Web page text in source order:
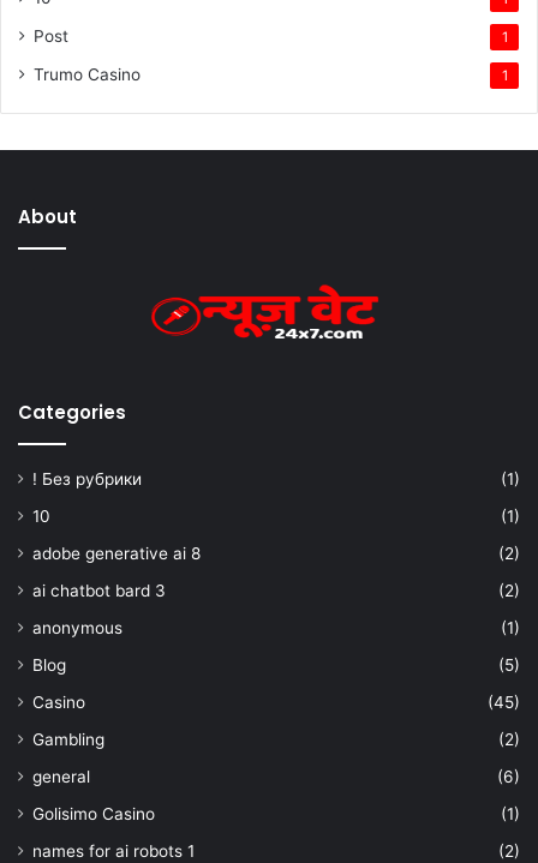
Post 1
Trumo Casino 1
About
Categories
! Без рубрики
(1)
10
(1)
adobe generative ai 8
(2)
ai chatbot bard 3
(2)
anonymous
(1)
Blog
(5)
Casino
(45)
Gambling
(2)
general
(6)
Golisimo Casino
(1)
names for ai robots 1
(2)